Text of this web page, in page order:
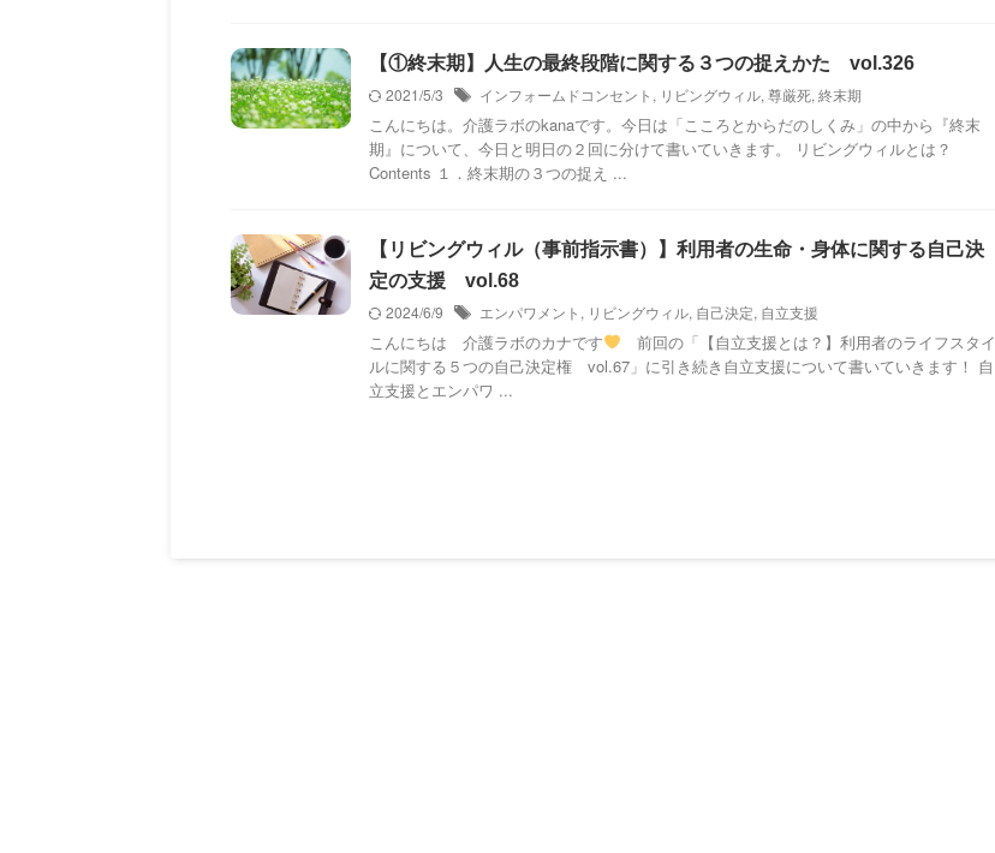
【①終末期】人生の最終段階に関する３つの捉えかた vol.326
2021/5/3
インフォームドコンセント , リビングウィル, 尊厳死, 終末期
こんにちは。介護ラボのkanaです。今日は「こころとからだのしくみ」の中から『終末
期』について、今日と明日の２回に分けて書いていきます。 リビングウィルとは？
Contents １．終末期の３つの捉え ...
【リビングウィル（事前指示書）】利用者の生命・身体に関する自己決
定の支援 vol.68
2024/6/9
エンパワメント , リビングウィル, 自己決定, 自立支援
こんにちは 介護ラボのカナです
前回の「【自立支援とは？】利用者のライフスタイ
ルに関する５つの自己決定権 vol.67」に引き続き自立支援について書いていきます！ 自
立支援とエンパワ ...